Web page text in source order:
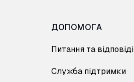
ДОПОМОГА
Питання та відповіді
Служба підтримки